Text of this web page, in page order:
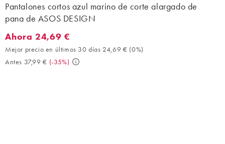
Pantalones cortos azul marino de corte alargado de
pana de ASOS DESIGN
Ahora 24,69 €. Mejor precio en últimos 30 días 24,69 € (0%).
Ahora 24,69 €
Mejor precio en últimos 30 días 24,69 € (0%)
Antes 37,99 € (-35%)